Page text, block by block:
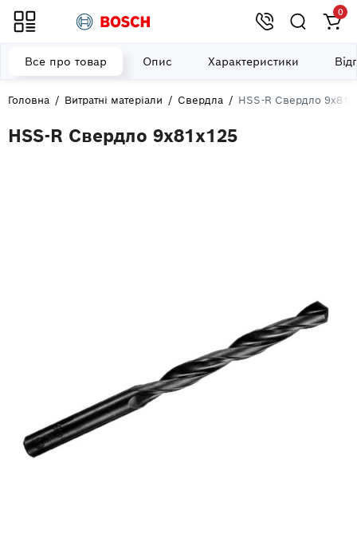
0
Головна Витратні матеріали Свердла HSS-R Свердло
HSS-R Свердло 9x81x125
Все про товар Опис Характеристики